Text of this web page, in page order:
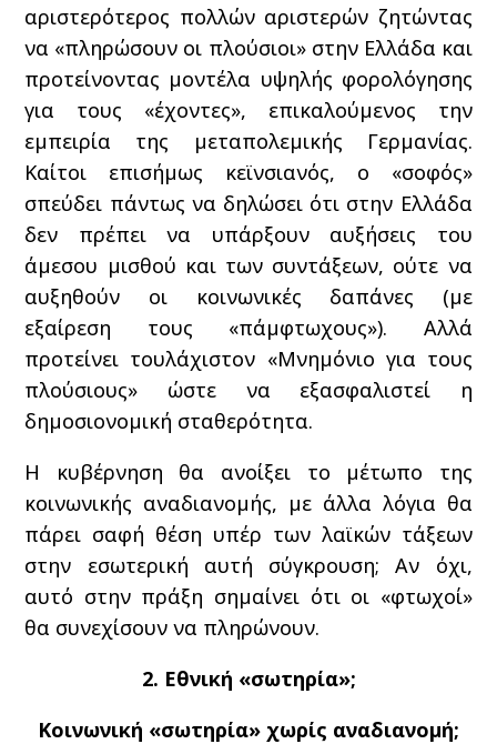
αριστερότερος πολλών αριστερών ζητώντας
να «πληρώσουν οι πλούσιοι» στην Ελλάδα και
προτείνοντας μοντέλα υψηλής φορολόγησης
για τους «έχοντες», επικαλούμενος την
εμπειρία της μεταπολεμικής Γερμανίας.
Καίτοι επισήμως κεϊνσιανός, ο «σοφός»
σπεύδει πάντως να δηλώσει ότι στην Ελλάδα
δεν πρέπει να υπάρξουν αυξήσεις του
άμεσου μισθού και των συντάξεων, ούτε να
αυξηθούν οι κοινωνικές δαπάνες (με
εξαίρεση τους «πάμφτωχους»). Αλλά
προτείνει τουλάχιστον «Μνημόνιο για τους
πλούσιους» ώστε να εξασφαλιστεί η
δημοσιονομική σταθερότητα.
Η κυβέρνηση θα ανοίξει το μέτωπο της
κοινωνικής αναδιανομής, με άλλα λόγια θα
πάρει σαφή θέση υπέρ των λαϊκών τάξεων
στην εσωτερική αυτή σύγκρουση; Αν όχι,
αυτό στην πράξη σημαίνει ότι οι «φτωχοί»
θα συνεχίσουν να πληρώνουν.
2. Εθνική «σωτηρία»;
Κοινωνική «σωτηρία» χωρίς αναδιανομή;